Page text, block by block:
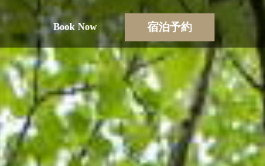
Book Now 宿泊予約